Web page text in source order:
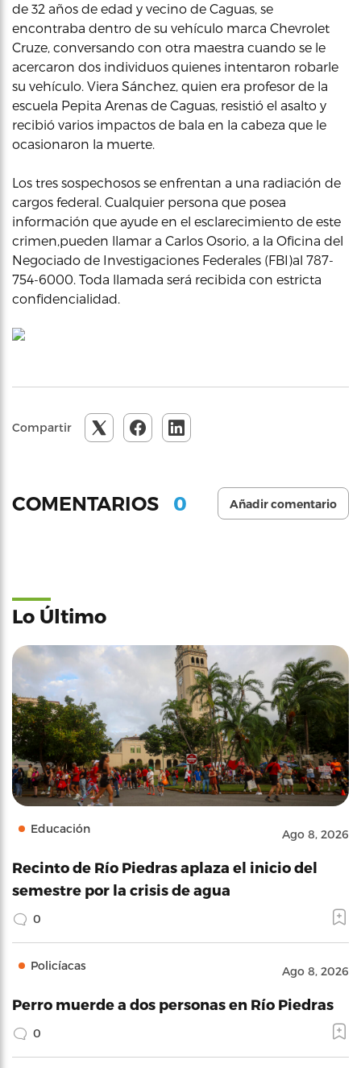
de 32 años de edad y vecino de Caguas, se
encontraba dentro de su vehículo marca Chevrolet
Cruze, conversando con otra maestra cuando se le
acercaron dos individuos quienes intentaron robarle
su vehículo. Viera Sánchez, quien era profesor de la
escuela Pepita Arenas de Caguas, resistió el asalto y
recibió varios impactos de bala en la cabeza que le
ocasionaron la muerte.
Los tres sospechosos se enfrentan a una radiación de
cargos federal. Cualquier persona que posea
información que ayude en el esclarecimiento de este
crimen,pueden llamar a Carlos Osorio, a la Oficina del
Negociado de Investigaciones Federales (FBI)al 787-
754-6000. Toda llamada será recibida con estricta
confidencialidad.
Compartir
COMENTARIOS 0 Añadir comentario
Lo Último
Educación Ago 8, 2026
Recinto de Río Piedras aplaza el inicio del
semestre por la crisis de agua
0
Policíacas Ago 8, 2026
Perro muerde a dos personas en Río Piedras
0